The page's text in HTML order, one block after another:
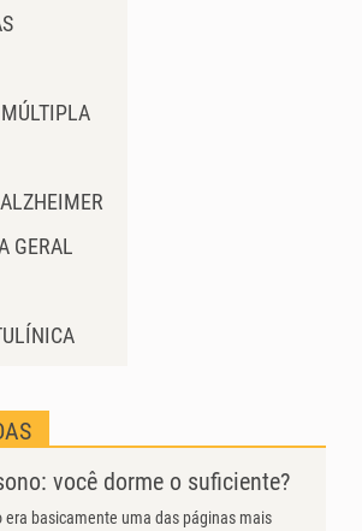
GERAL
você dorme o suficiente?
era basicamente uma das páginas mais